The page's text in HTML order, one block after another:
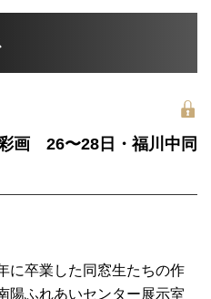
画 26〜28日・福川中同
卒業した同窓生たちの作
陽ふれあいセンター展示室